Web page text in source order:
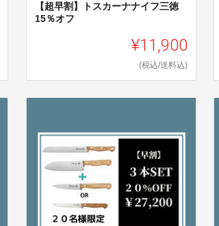
【超早割】トスカーナナイフ三徳
15％オフ
¥11,900
(税込/送料込)